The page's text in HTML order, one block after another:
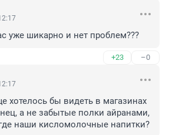
уже шикарно и нет проблем???
+23 –0
хотелось бы видеть в магазинах
а не забытые полки айранами,
наши кисломолочные напитки?